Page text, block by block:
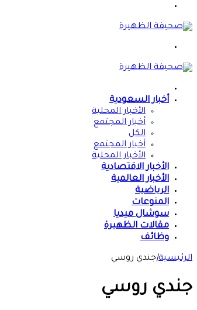
أخبار السعودية
الأخبار المحلية
أخبار المجتمع
الكل
أخبار المجتمع
الأخبار المحلية
الأخبار الاقتصادية
الأخبار العالمية
الرياضية
المنوعات
سوشال ميديا
مقالات الظهيرة
وظائف
الرئيسية|جندي روسي
جندي روسي